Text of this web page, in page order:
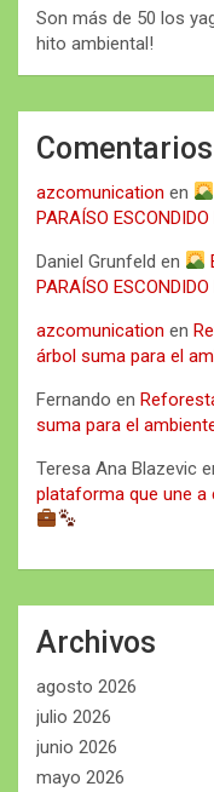
Son más de 50 los
hito ambiental!
azcomunication en
PARAÍSO ESCONDIDO
Daniel Grunfeld en
PARAÍSO ESCONDIDO
azcomunication en
árbol suma para el
Fernando en
suma para el
Teresa Ana Blazevic
plataforma que une
Archivos
agosto 2026
julio 2026
junio 2026
mayo 2026